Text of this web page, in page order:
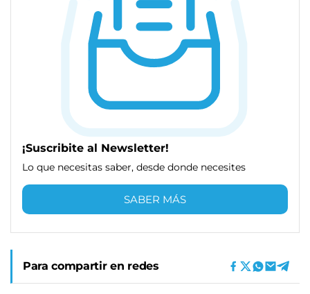
¡Suscribite al Newsletter!
Lo que necesitas saber, desde donde necesites
SABER MÁS
Para compartir en redes